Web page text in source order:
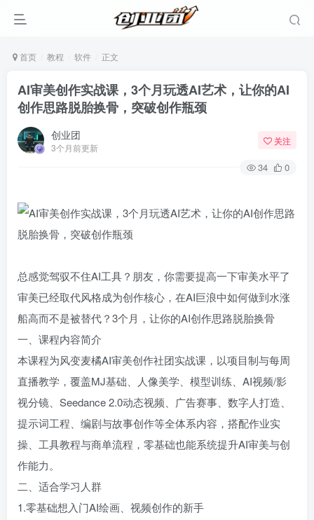
首页 教程 软件 正文
AI审美创作实战课，3个月玩透AI艺术，让你的AI
创作思路脱胎换骨，突破创作瓶颈
创业团
3个月前更新
关注
34 0
总感觉驾驭不住AI工具？朋友，你需要提高一下审美水平了
审美已经取代风格成为创作核心，在AI巨浪中如何做到水涨
船高而不是被替代？3个月，让你的AI创作思路脱胎换骨
一、课程内容简介
本课程为风变麦橘AI审美创作社团实战课，以项目制与每周
直播教学，覆盖MJ基础、人像美学、模型训练、AI视频/影
视分镜、Seedance 2.0动态视频、广告赛事、数字人打造、
提示词工程、编剧与故事创作等全体系内容，搭配作业实
操、工具教程与商单流程，零基础也能系统提升AI审美与创
作能力。
二、适合学习人群
1.零基础想入门AI绘画、视频创作的新手
登录
用户名或邮箱
登录密码
记住登录 找回密码
登录